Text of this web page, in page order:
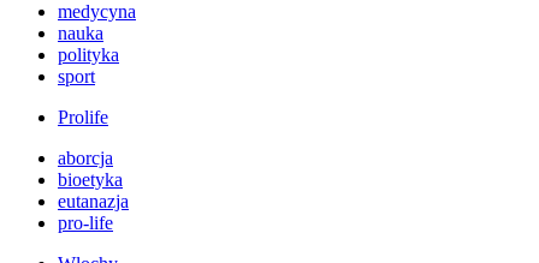
medycyna
nauka
polityka
sport
Prolife
aborcja
bioetyka
eutanazja
pro-life